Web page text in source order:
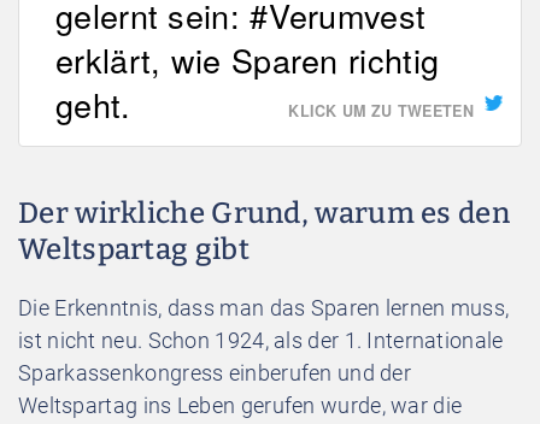
gelernt sein: #Verumvest
erklärt, wie Sparen richtig
geht.
KLICK UM ZU TWEETEN
Der wirkliche Grund, warum es den
Weltspartag gibt
Die Erkenntnis, dass man das Sparen lernen muss,
ist nicht neu. Schon 1924, als der 1. Internationale
Sparkassenkongress einberufen und der
Weltspartag ins Leben gerufen wurde, war die